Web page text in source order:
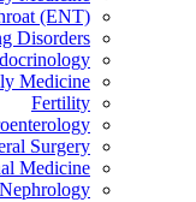
(ENT)
Disorders
Medicine
Fertility
Surgery
Medicine
Nephrology